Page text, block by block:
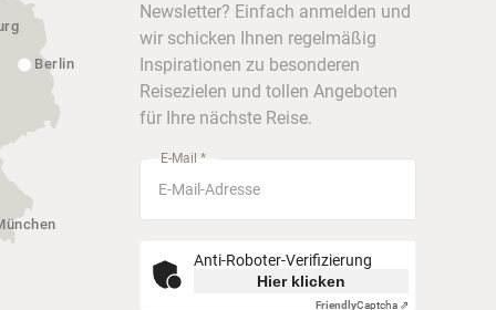
Berlin
Newsletter? Einfach anmelden und
wir schicken Ihnen regelmäßig
Inspirationen zu besonderen
Reisezielen und tollen Angeboten
für Ihre nächste Reise.
E-Mail *
Anti-Roboter-Verifizierung
Hier klicken
FriendlyCaptcha ⇗